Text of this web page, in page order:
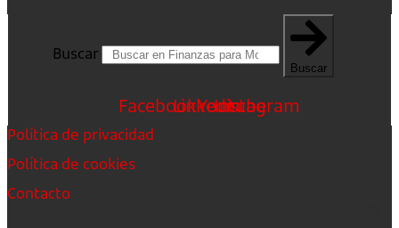
Buscar
Buscar
FacebookLinkedin
Youtube
Instagram
Política de privacidad
Política de cookies
Contacto